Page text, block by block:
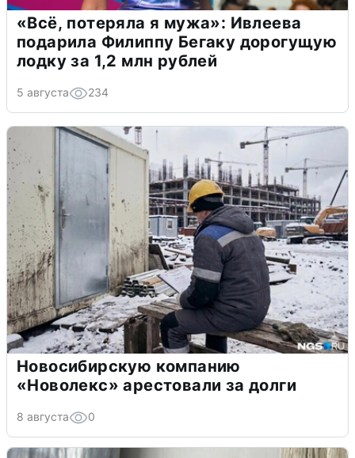
«Всё, потеряла я мужа»: Ивлеева
подарила Филиппу Бегаку дорогущую
лодку за 1,2 млн рублей
5 августа 234
Новосибирскую компанию
«Новолекс» арестовали за долги
8 августа 0